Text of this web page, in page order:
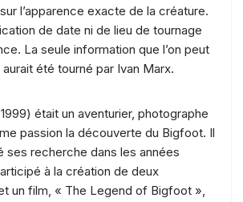
l’apparence exacte de la créature.
de date ni de lieu de tournage
La seule information que l’on peut
été tourné par Ivan Marx.
était un aventurier, photographe
passion la découverte du Bigfoot. Il
ses recherche dans les années
à la création de deux
un film, « The Legend of Bigfoot »,